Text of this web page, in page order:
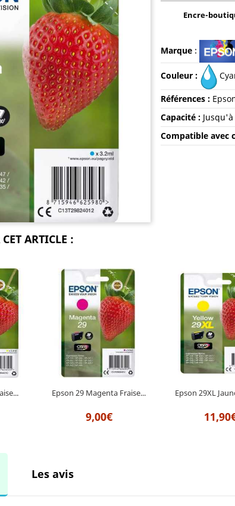
Encre-
Marque:
Couleur :
Références :
Capacité : Jusqu'à
Compatible avec
ARTICLE :
Epson 29 Magenta Fraise...
9,00€
Epson 29XL
Les avis